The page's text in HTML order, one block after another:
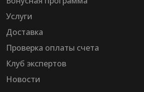
Услуги
Доставка
Проверка оплаты счета
Клуб экспертов
Новости